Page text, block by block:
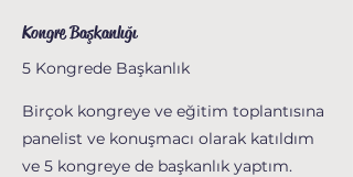
Kongre Başkanlığı
5 Kongrede Başkanlık
Birçok kongreye ve eğitim toplantısına
panelist ve konuşmacı olarak katıldım
ve 5 kongreye de başkanlık yaptım.